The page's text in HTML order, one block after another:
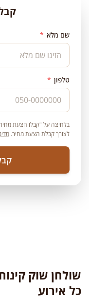
שם מלא *
טלפון *
בלחיצה על "קבלו הצעת
לצורך קבלת הצעת מחיר.
שולחן שוק
כל אירוע